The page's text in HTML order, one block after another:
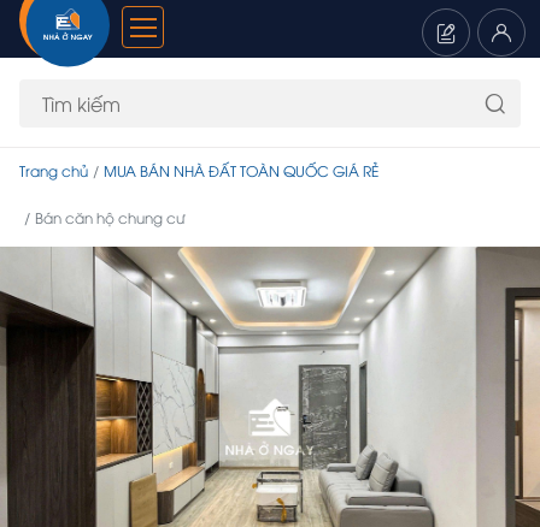
Trang chủ MUA BÁN NHÀ ĐẤT TOÀN QUỐC GIÁ RẺ
Bán căn hộ chung cư